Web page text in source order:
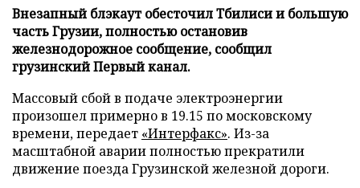
Внезапный блэкаут обесточил Тбилиси и большую
часть Грузии, полностью остановив
железнодорожное сообщение, сообщил
грузинский Первый канал.
Массовый сбой в подаче электроэнергии
произошел примерно в 19.15 по московскому
времени, передает «Интерфакс». Из-за
масштабной аварии полностью прекратили
движение поезда Грузинской железной дороги.